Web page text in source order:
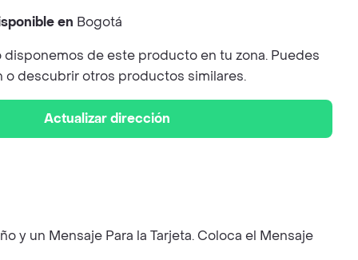
en Bogotá
disponemos de este producto en tu zona. Puedes
o descubrir otros productos similares.
Actualizar dirección
y un Mensaje Para la Tarjeta. Coloca el Mensaje